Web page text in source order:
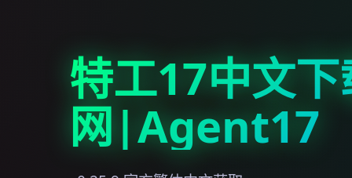
特工17中文
网|Agent17